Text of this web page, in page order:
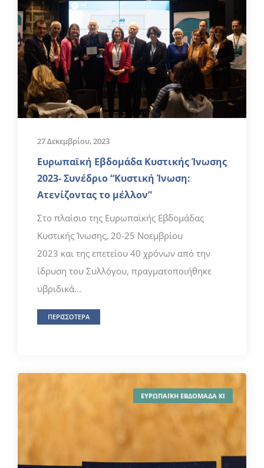
27 Δεκεμβρίου, 2023
Ευρωπαϊκή Εβδομάδα Κυστικής Ίνωσης
2023- Συνέδριο “Κυστική Ίνωση:
Ατενίζοντας το μέλλον”
Στο πλαίσιο της Ευρωπαϊκής Εβδομάδας
Κυστικής Ίνωσης, 20-25 Νοεμβρίου
2023 και της επετείου 40 χρόνων από την
ίδρυση του Συλλόγου, πραγματοποιήθηκε
υβριδικά...
ΠΕΡΙΣΣΟΤΕΡΑ
ΕΥΡΩΠΑΪΚΗ ΕΒΔΟΜΑΔΑ ΚΙ